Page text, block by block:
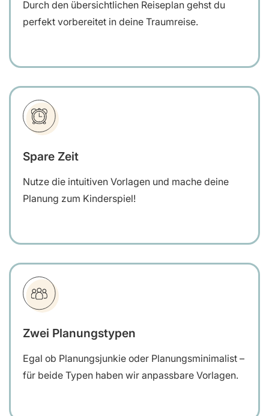
Durch den übersichtlichen Reiseplan gehst du
perfekt vorbereitet in deine Traumreise.
Spare Zeit
Nutze die intuitiven Vorlagen und mache deine
Planung zum Kinderspiel!
Zwei Planungstypen
Egal ob Planungsjunkie oder Planungsminimalist –
für beide Typen haben wir anpassbare Vorlagen.